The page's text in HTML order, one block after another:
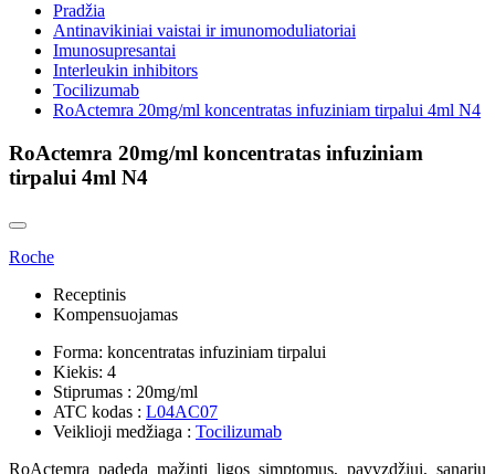
Pradžia
Antinavikiniai vaistai ir imunomoduliatoriai
Imunosupresantai
Interleukin inhibitors
Tocilizumab
RoActemra 20mg/ml koncentratas infuziniam tirpalui 4ml N4
RoActemra 20mg/ml koncentratas infuziniam
tirpalui 4ml N4
Roche
Receptinis
Kompensuojamas
Forma: koncentratas infuziniam tirpalui
Kiekis: 4
Stiprumas : 20mg/ml
ATC kodas : L04AC07
Veiklioji medžiaga : Tocilizumab
RoActemra padeda mažinti ligos simptomus, pavyzdžiui, sąnarių